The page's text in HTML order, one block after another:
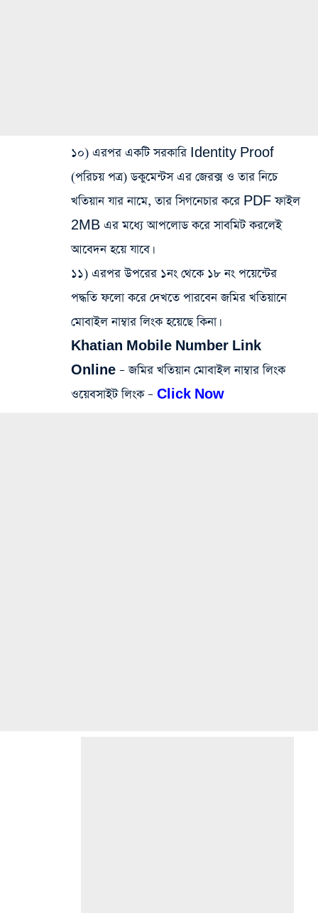
১০) এরপর একটি সরকারি Identity Proof
(পরিচয় পত্র) ডকুমেন্টস এর জেরক্স ও তার নিচে
খতিয়ান যার নামে, তার সিগনেচার করে PDF ফাইল
2MB এর মধ্যে আপলোড করে সাবমিট করলেই
আবেদন হয়ে যাবে।
১১) এরপর উপরের ১নং থেকে ১৮ নং পয়েন্টের
পদ্ধতি ফলো করে দেখতে পারবেন জমির খতিয়ানে
মোবাইল নাম্বার লিংক হয়েছে কিনা।
Khatian Mobile Number Link
Online – জমির খতিয়ান মোবাইল নাম্বার লিংক
ওয়েবসাইট লিংক– Click Now